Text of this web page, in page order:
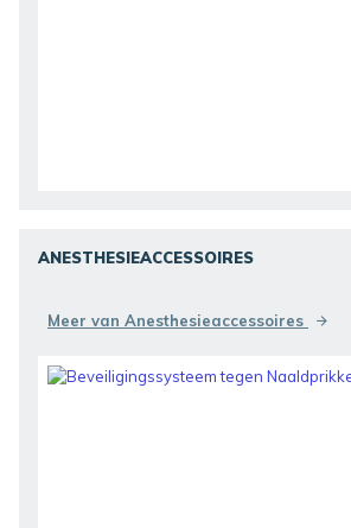
ANESTHESIEACCESSOIRES
Meer van Anesthesieaccessoires